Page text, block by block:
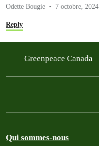
Odette Bougie 7 octobre, 2024
Reply
Greenpeace Canada
Qui sommes-nous